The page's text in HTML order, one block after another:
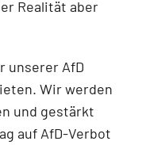
Realität aber
unserer AfD
Wir werden
und gestärkt
auf AfD-Verbot